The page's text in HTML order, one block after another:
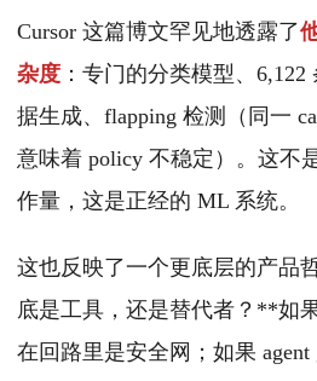
Cursor 这篇博文罕见地透露了
杂度 ：专门的分类模型、
据生成、flapping 检测（同一
意味着 policy 不稳定）。这不
作量，这是正经的 ML 系统。
这也反映了一个更底层的产品
底是工具，还是替代者？**如
在回路里是安全网；如果